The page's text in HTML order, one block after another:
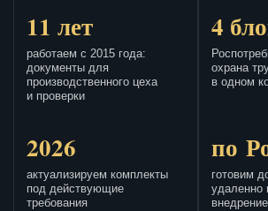
11 лет
работаем с 2015 года:
документы для
производственного цеха
и проверки
4
охрана
в одном
2026
актуализируем комплекты
под действующие
требования
по
готовим
удаленно
внедрение